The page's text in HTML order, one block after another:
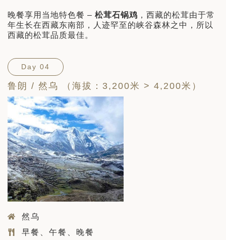
晚餐享用当地特色餐 – 松茸石锅鸡 ，西藏的松茸由于常
年生长在西藏东南部，人迹罕至的峡谷森林之中，所以
西藏的松茸品质最佳。
Day 04
鲁朗 / 然乌 （海拔：3,200米 > 4,200米）
然乌
早餐、午餐、晚餐